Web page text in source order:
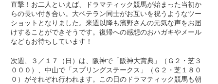
直撃！お二人といえば、ドラマティック競馬が始まった当初か
らの長い付き合い。大ベテラン同士がお互いを祝うようなツー
ショットとなりました。来週以降も濱野さんの元気な声をお届
けすることができそうです。復帰への感想のおハガキやメール
などもお待ちしています！
次週、３／１７（日）は、阪神で「阪神大賞典」（Ｇ２・芝３
０００）、中山で「スプリングステークス」（Ｇ２・芝１８０
０）がそれぞれ行われます。この日のドラマティック競馬も朝